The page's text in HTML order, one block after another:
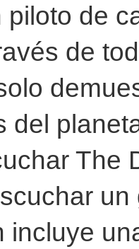
piloto de
de
del
The
incluye